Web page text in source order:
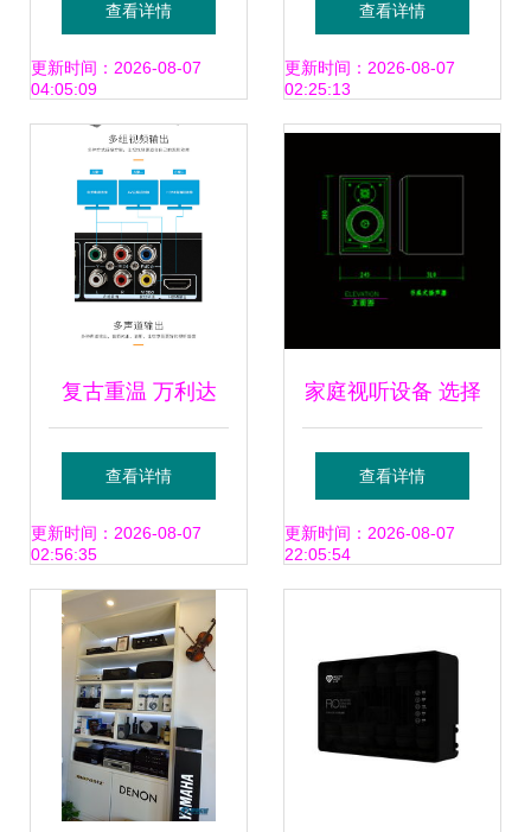
与实验环境的关键
选择
查看详情
更新时间：2026-08-07
04:05:09
标杆，小强为您解
构省钱省心的终极
方案
查看详情
更新时间：2026-08-07
02:25:13
复古重温 万利达
DVP-822黑色DVD
播放机的影视情怀
查看详情
更新时间：2026-08-07
02:56:35
家庭视听设备 选择
与配置技巧
查看详情
更新时间：2026-08-07
22:05:54